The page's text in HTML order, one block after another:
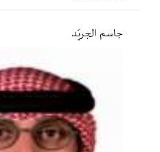
جاسم الجريّد